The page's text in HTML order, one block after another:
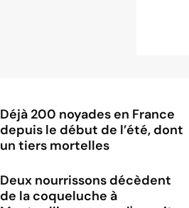
Déjà 200 noyades en France
depuis le début de l’été, dont
un tiers mortelles
Deux nourrissons décèdent
de la coqueluche à